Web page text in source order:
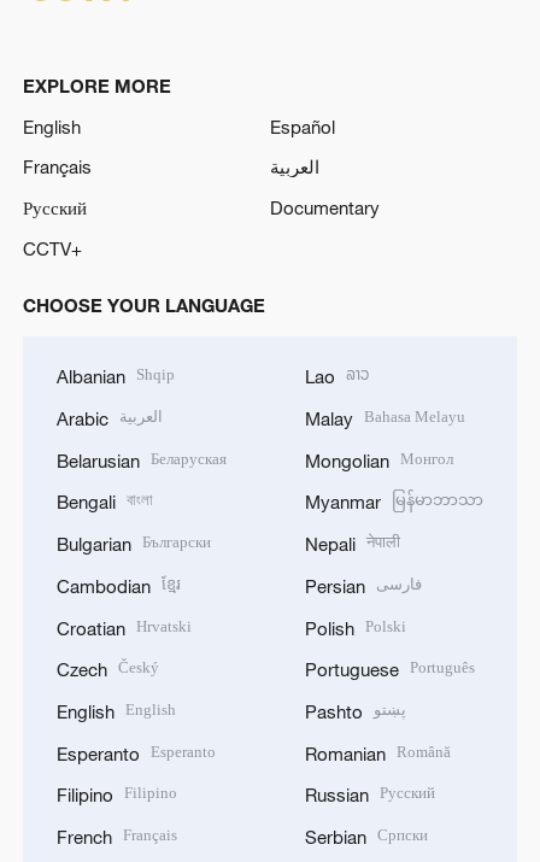
EXPLORE MORE
English
Español
Français
العربية
Русский
Documentary
CCTV+
CHOOSE YOUR LANGUAGE
Albanian Shqip
Arabic العربية
Belarusian Беларуская
Bengali বাংলা
Bulgarian Български
Cambodian ខ្មែរ
Croatian Hrvatski
Czech Český
English English
Esperanto Esperanto
Filipino Filipino
French Français
Lao ລາວ
Malay Bahasa Melayu
Mongolian Монгол
Myanmar မြန်မာဘာသာ
Nepali नेपाली
Persian فارسی
Polish Polski
Portuguese Português
Pashto پښتو
Romanian Română
Russian Русский
Serbian Српски